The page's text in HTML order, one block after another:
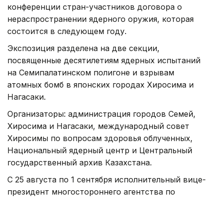
конференции стран-участников договора о
нераспространении ядерного оружия, которая
состоится в следующем году.
Экспозиция разделена на две секции,
посвященные десятилетиям ядерных испытаний
на Семипалатинском полигоне и взрывам
атомных бомб в японских городах Хиросима и
Нагасаки.
Организаторы: администрация городов Семей,
Хиросима и Нагасаки, международный совет
Хиросимы по вопросам здоровья облученных,
Национальный ядерный центр и Центральный
государственный архив Казахстана.
С 25 августа по 1 сентября исполнительный вице-
президент многостороннего агентства по